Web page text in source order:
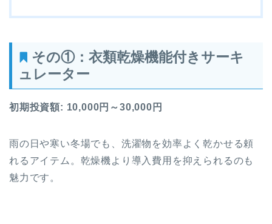
その①： 衣類乾燥機能付きサーキ
ュレーター
初期投資額: 10,000円～30,000円
雨の日や寒い冬場でも、洗濯物を効率よく乾かせる頼
れるアイテム。乾燥機より導入費用を抑えられるのも
魅力です。